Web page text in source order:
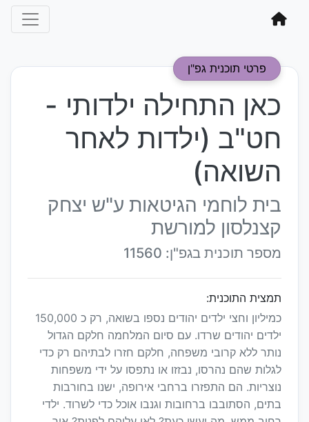
פרטי תוכנית גפ"ן
כאן התחילה ילדותי -
חט"ב (ילדות לאחר
השואה)
בית לוחמי הגיטאות ע"ש יצחק
קצנלסון למורשת
מספר תוכנית בגפ"ן: 11560
תמצית התוכנית:
כמיליון וחצי ילדים יהודים נספו בשואה, רק כ 150,000
ילדים יהודים שרדו. עם סיום המלחמה חלקם הגדול
נותר ללא קרובי משפחה, חלקם חזרו לבתיהם רק כדי
לגלות שהם נהרסו, נבזזו או נתפסו על ידי משפחות
נוצריות. הם התפזרו ברחבי אירופה, ישנו בחורבות
בתים, הסתובבו ברחובות וגנבו אוכל כדי לשרוד. ילדי